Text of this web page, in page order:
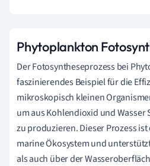
Phytoplankton
Der Fotosyntheseprozess bei
faszinierendes Beispiel für die
mikroskopisch kleinen
um aus Kohlendioxid und
zu produzieren. Dieser Prozess
marine Ökosystem und
als auch über der